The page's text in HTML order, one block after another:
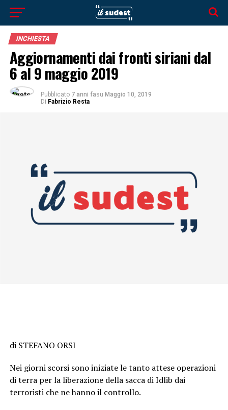
INCHIESTA
Aggiornamenti dai fronti siriani dal
6 al 9 maggio 2019
Pubblicato 7 anni fasu Maggio 10, 2019
Di Fabrizio Resta
di STEFANO ORSI
Nei giorni scorsi sono iniziate le tanto attese operazioni
di terra per la liberazione della sacca di Idlib dai
terroristi che ne hanno il controllo.